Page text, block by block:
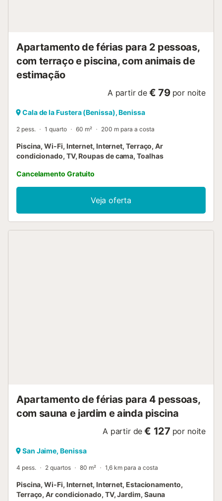
Apartamento de férias para 2 pessoas,
com terraço e piscina, com animais de
estimação
A partir de € 79 por noite
Cala de la Fustera (Benissa), Benissa
2 pess. 1 quarto 60 m² 200 m para a costa
Piscina, Wi-Fi, Internet, Internet, Terraço, Ar
condicionado, TV, Roupas de cama, Toalhas
Cancelamento Gratuito
Veja oferta
Apartamento de férias para 4 pessoas,
com sauna e jardim e ainda piscina
A partir de € 127 por noite
San Jaime, Benissa
4 pess. 2 quartos 80 m² 1,6 km para a costa
Piscina, Wi-Fi, Internet, Internet, Estacionamento,
Terraço, Ar condicionado, TV, Jardim, Sauna